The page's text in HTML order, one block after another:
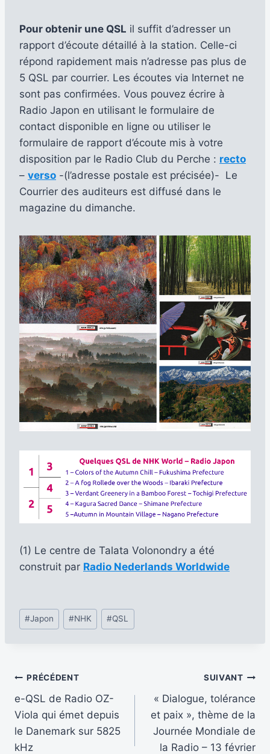
Pour obtenir une QSL il suffit d’adresser un
rapport d’écoute détaillé à la station. Celle-ci
répond rapidement mais n’adresse pas plus de
5 QSL par courrier. Les écoutes via Internet ne
sont pas confirmées. Vous pouvez écrire à
Radio Japon en utilisant le formulaire de
contact disponible en ligne ou utiliser le
formulaire de rapport d’écoute mis à votre
disposition par le Radio Club du Perche : recto
– verso -(l’adresse postale est précisée)- Le
Courrier des auditeurs est diffusé dans le
magazine du dimanche.
(1) Le centre de Talata Volonondry a été
construit par Radio Nederlands Worldwide
Étiquettes
de
#Japon #NHK #QSL
Navigation
de
l’article
PRÉCÉDENT
e-QSL de Radio OZ-
Viola qui émet depuis
le Danemark sur 5825
kHz
SUIVANT
« Dialogue, tolérance
et paix », thème de la
Journée Mondiale de
la Radio – 13 février